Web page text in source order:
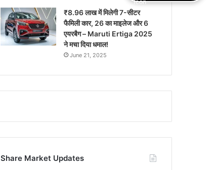
₹8.96 लाख में मिलेगी 7-सीटर
फैमिली कार, 26 का माइलेज और 6
एयरबैग – Maruti Ertiga 2025
ने मचा दिया धमाल!
June 21, 2025
Share Market Updates